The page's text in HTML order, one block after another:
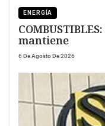
ENERGÍA
mantiene
6 De Agosto De 2026